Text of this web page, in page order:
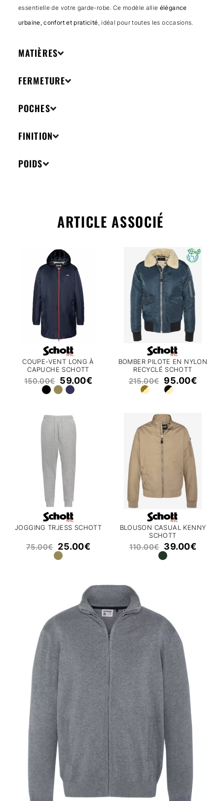
essentielle de votre garde-robe. Ce modèle allie élégance
urbaine, confort et praticité, idéal pour toutes les occasions.
MATIÈRES
FERMETURE
POCHES
FINITION
POIDS
ARTICLE ASSOCIÉ
COUPE-VENT LONG À
CAPUCHE SCHOTT
CLYDE25
150.00€ 59.00€
BOMBER PILOTE EN NYLON
RECYCLÉ SCHOTT
OHARARS
215.00€ 95.00€
JOGGING TRJESS SCHOTT
75.00€ 25.00€
BLOUSON CASUAL KENNY
SCHOTT
110.00€ 39.00€